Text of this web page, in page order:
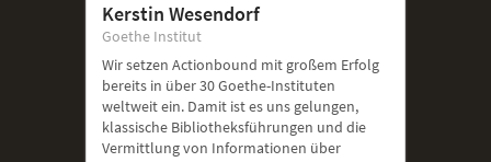
Kerstin Wesendorf
Goethe Institut
Wir setzen Actionbound mit großem Erfolg
bereits in über 30 Goethe-Instituten
weltweit ein. Damit ist es uns gelungen,
klassische Bibliotheksführungen und die
Vermittlung von Informationen über